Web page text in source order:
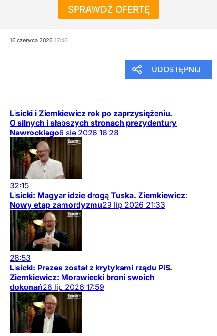
i Ziemkiewicz o porozumieniu
z Iranem
16 czerwca 2026 17:46
SPRAWDŹ OFERTĘ
UDOSTĘPNIJ
Lisicki i Ziemkiewicz rok po zaprzysiężeniu.
O silnych i słabszych stronach prezydentury
Nawrockiego6 sie 2026 16:28
32:15
Lisicki: Magyar idzie drogą Tuska. Ziemkiewicz:
Nowy etap zamordyzmu29 lip 2026 21:33
28:53
Lisicki: Prezes został z krytykami rządu PiS.
Ziemkiewicz: Morawiecki broni swoich
dokonań28 lip 2026 17:59